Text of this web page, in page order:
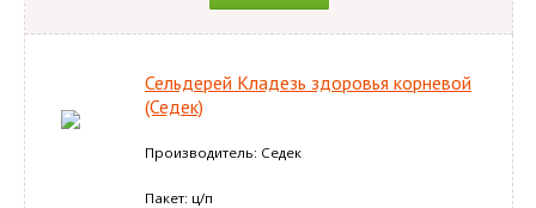
Сельдерей Кладезь здоровья корневой
(Седек)
Производитель: Седек
Пакет: ц/п